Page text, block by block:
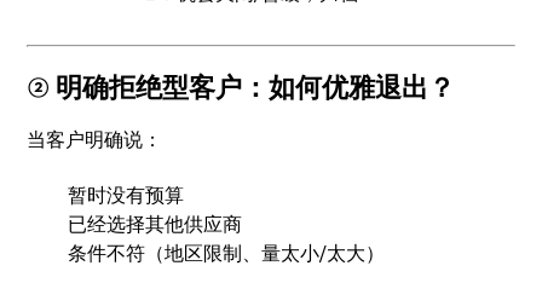
② 明确拒绝型客户：如何优雅退出？
当客户明确说：
暂时没有预算
已经选择其他供应商
条件不符（地区限制、量太小/太大）